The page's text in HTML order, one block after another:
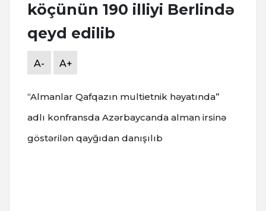
köçünün 190 illiyi Berlində
qeyd edilib
A- A+
“Almanlar Qafqazın multietnik həyatında”
adlı konfransda Azərbaycanda alman irsinə
göstərilən qayğıdan danışılıb